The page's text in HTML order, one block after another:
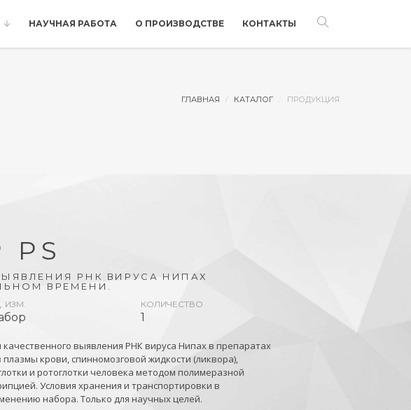
НАУЧНАЯ РАБОТА О ПРОИЗВОДСТВЕ КОНТАКТЫ
ГЛАВНАЯ КАТАЛОГ ПРОДУКЦИЯ
PS
РНК ВИРУСА НИПАХ
ВРЕМЕНИ.
ИЗМ. КОЛИЧЕСТВО
1
выявления РНК вируса Нипах в препаратах
крови, спинномозговой жидкости (ликвора),
и ротоглотки человека методом полимеразной
Условия хранения и транспортировки в
набора. Только для научных целей.